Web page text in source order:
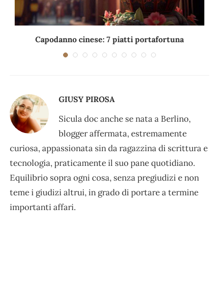
Capodanno cinese: 7 piatti portafortuna
GIUSY PIROSA
Sicula doc anche se nata a Berlino,
blogger affermata, estremamente
curiosa, appassionata sin da ragazzina di scrittura e
tecnologia, praticamente il suo pane quotidiano.
Equilibrio sopra ogni cosa, senza pregiudizi e non
teme i giudizi altrui, in grado di portare a termine
importanti affari.